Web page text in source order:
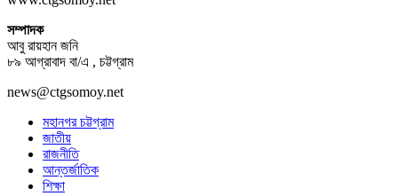
সম্পাদক
আবু রায়হান জনি
৮৯ আগ্রাবাদ বা/এ , চট্টগ্রাম
news@ctgsomoy.net
মহানগর চট্টগ্রাম
জাতীয়
রাজনীতি
আন্তর্জাতিক
শিক্ষা